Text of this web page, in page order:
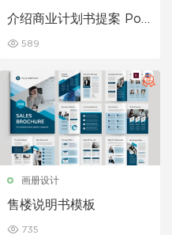
介绍商业计划书提案 Pow
589
画册设计
售楼说明书模板
735